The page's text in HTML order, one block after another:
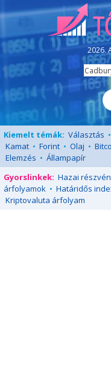
2026.
Kiemelt témák: Választás •
Kamat • Forint • Olaj •
Elemzés • Állampapír
Gyorslinkek: Hazai
árfolyamok • Határidős
Kriptovaluta árfolyam